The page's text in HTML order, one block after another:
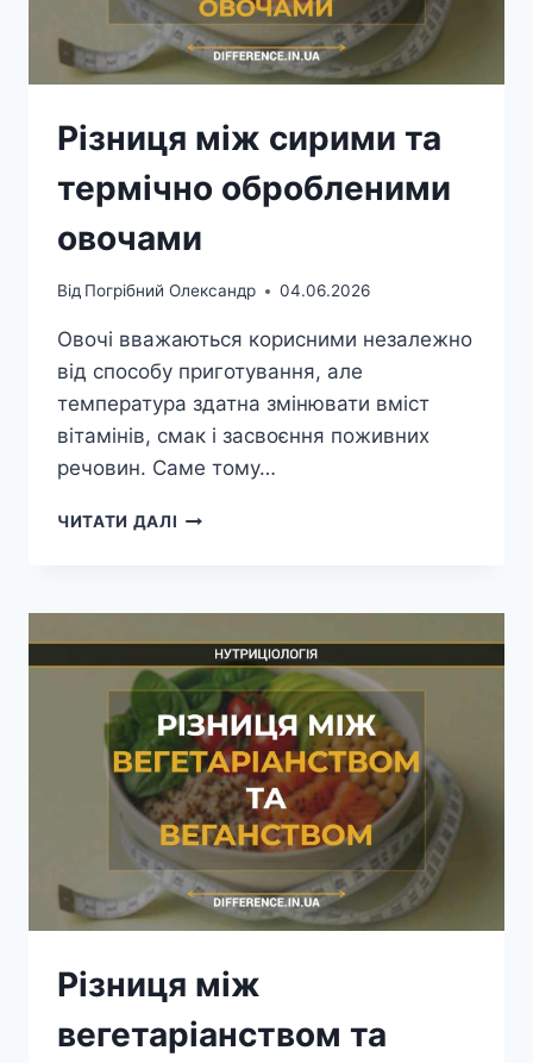
Різниця між сирими та
термічно обробленими
овочами
Від Погрібний Олександр 04.06.2026
Овочі вважаються корисними незалежно
від способу приготування, але
температура здатна змінювати вміст
вітамінів, смак і засвоєння поживних
речовин. Саме тому…
ЧИТАТИ ДАЛІ РІЗНИЦЯ
ТЕРМІЧНО
ОБРОБЛЕНИМИ
ОВОЧАМИ
Різниця між
вегетаріанством та